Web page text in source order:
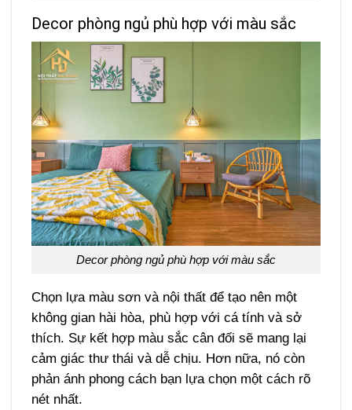
Decor phòng ngủ phù hợp với màu sắc
Decor phòng ngủ phù hợp với màu sắc
Chọn lựa màu sơn và nội thất để tạo nên một
không gian hài hòa, phù hợp với cá tính và sở
thích. Sự kết hợp màu sắc cân đối sẽ mang lại
cảm giác thư thái và dễ chịu. Hơn nữa, nó còn
phản ánh phong cách bạn lựa chọn một cách rõ
nét nhất.